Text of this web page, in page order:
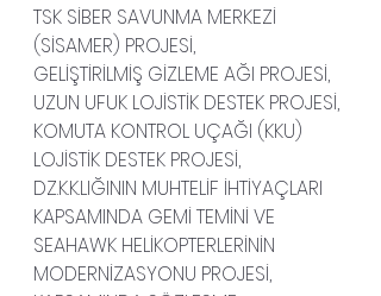
TSK SİBER SAVUNMA MERKEZİ
(SİSAMER) PROJESİ,
GELİŞTİRİLMİŞ GİZLEME AĞI PROJESİ,
UZUN UFUK LOJİSTİK DESTEK PROJESİ,
KOMUTA KONTROL UÇAĞI (KKU)
LOJİSTİK DESTEK PROJESİ,
DZ.K.K.LIĞININ MUHTELİF İHTİYAÇLARI
KAPSAMINDA GEMİ TEMİNİ VE
SEAHAWK HELİKOPTERLERİNİN
MODERNİZASYONU PROJESİ,